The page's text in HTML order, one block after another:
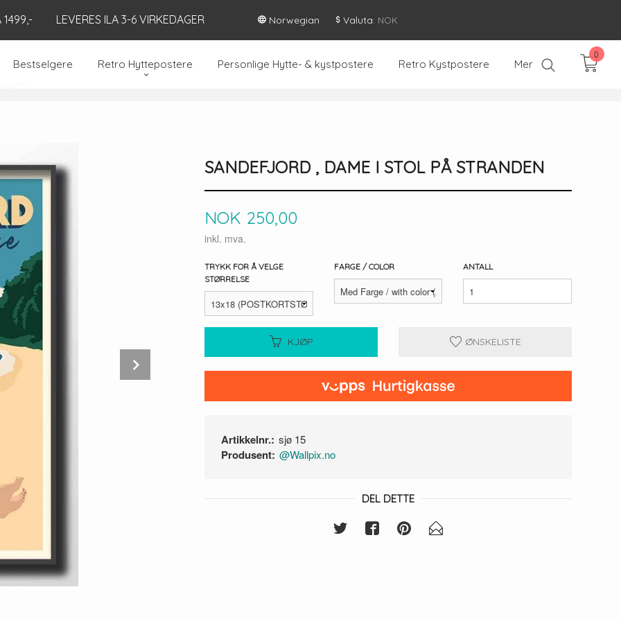
1499,- LEVERES ILA 3-6 VIRKEDAGER Norwegian Valuta: NOK
Bestselgere Retro Hyttepostere Personlige Hytte- & kystpostere Retro Kystpostere Mer
0
SANDEFJORD , DAME I STOL PÅ STRANDEN
Pris
NOK 250,00
inkl. mva.
TRYKK FOR Å VELGE
STØRRELSE
FARGE / COLOR ANTALL
KJØP ØNSKELISTE
Artikkelnr.: sjø 15
Produsent: @Wallpix.no
DEL DETTE